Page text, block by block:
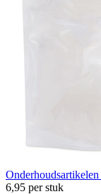
Onderhoudsartikelen
6,95 per stuk